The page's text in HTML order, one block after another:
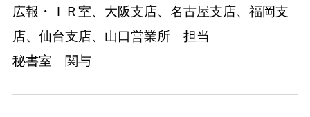
広報・ＩＲ室、大阪支店、名古屋支店、福岡支
店、仙台支店、山口営業所 担当
秘書室 関与